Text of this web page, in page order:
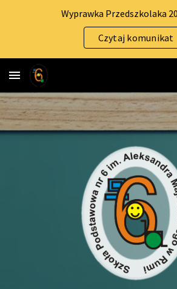
Skip to main content
Wyprawka Przedszkolaka
Czytaj komunikat